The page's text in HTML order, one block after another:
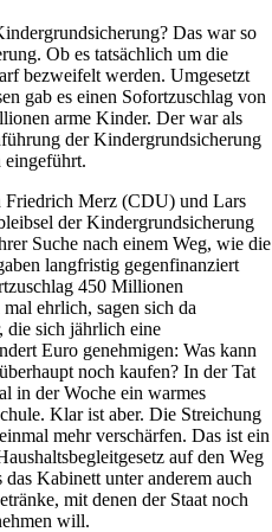
Das war so
Ob es tatsächlich um die
bezweifelt werden. Umgesetzt
gab es einen Sofortzuschlag von
arme Kinder. Der war als
der Kindergrundsicherung
eingeführt.
Merz (CDU) und Lars
der Kindergrundsicherung
Suche nach einem Weg, wie die
langfristig gegenfinanziert
450 Millionen
ehrlich, sagen sich da
die sich jährlich eine
Euro genehmigen: Was kann
noch kaufen? In der Tat
in der Woche ein warmes
Klar ist aber. Die Streichung
mehr verschärfen. Das ist ein
auf den Weg
Kabinett unter anderem auch
mit denen der Staat noch
will.